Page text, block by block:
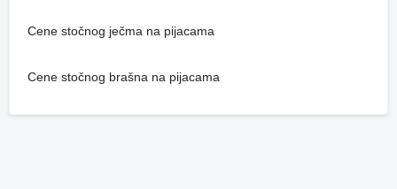
Cene stočnog ječma na pijacama
Cene stočnog brašna na pijacama